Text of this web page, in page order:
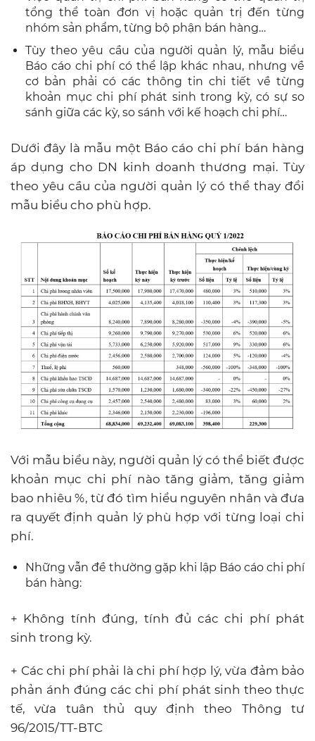
tổng thể toàn đơn vị hoặc quản trị đến từng
nhóm sản phẩm, từng bộ phận bán hàng…
Tùy theo yêu cầu của người quản lý, mẫu biểu
Báo cáo chi phí có thể lập khác nhau, nhưng về
cơ bản phải có các thông tin chi tiết về từng
khoản mục chi phí phát sinh trong kỳ, có sự so
sánh giữa các kỳ, so sánh với kế hoạch chi phí…
Dưới đây là mẫu một Báo cáo chi phí bán hàng
áp dụng cho DN kinh doanh thương mại. Tùy
theo yêu cầu của người quản lý có thể thay đổi
mẫu biểu cho phù hợp.
Với mẫu biểu này, người quản lý có thể biết được
khoản mục chi phí nào tăng giảm, tăng giảm
bao nhiêu %, từ đó tìm hiểu nguyên nhân và đưa
ra quyết định quản lý phù hợp với từng loại chi
phí.
Những vẫn đề thường gặp khi lập Báo cáo chi phí
bán hàng:
+ Không tính đúng, tính đủ các chi phí phát
sinh trong kỳ.
+ Các chi phí phải là chi phí hợp lý, vừa đảm bảo
phản ánh đúng các chi phí phát sinh theo thực
tế, vừa tuân thủ quy định theo Thông tư
96/2015/TT-BTC